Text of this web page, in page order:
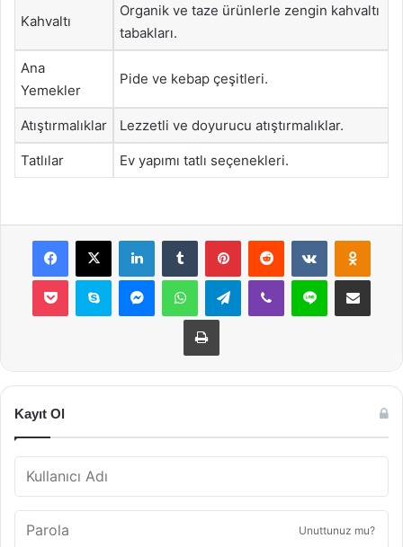
Kahvaltı
Organik ve taze ürünlerle zengin kahvaltı
tabakları.
Ana
Yemekler
Pide ve kebap çeşitleri.
Atıştırmalıklar Lezzetli ve doyurucu atıştırmalıklar.
Tatlılar Ev yapımı tatlı seçenekleri.
Facebook
X LinkedInTumblr PinterestReddit VKontakte
Pocket Skype MessengerWhatsAppTelegramViber Line E-Posta ile
Yazdır
Kayıt Ol
Unuttunuz mu?